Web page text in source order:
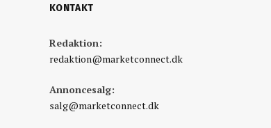
KONTAKT
Redaktion:
redaktion@marketconnect.dk
Annoncesalg:
salg@marketconnect.dk